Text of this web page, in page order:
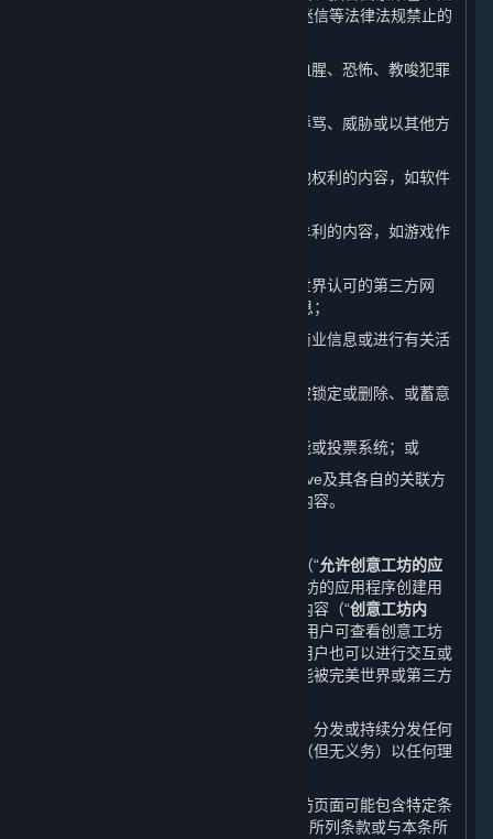
露国家秘密、煽动民族矛盾、宣扬宗教迷信等法律法规禁止的
（2） 散布、传播淫秽、色情、暴力、血腥、恐怖、教唆犯罪
（3） 对他人进行侮辱、诽谤、造谣、辱骂、威胁或以其他方
（4） 发布、讨论侵犯他人著作权或其他权利的内容，如软件
（5） 发布、讨论不正当利用游戏漏洞牟利的内容，如游戏作
（6） 发布、传播钓鱼网站、非经完美世界认可的第三方网
址、游戏交易平台、游戏充值平台等信息；
（7） 滥发广告内容、垃圾邮件或其他商业信息或进行有关活
（8） 发布灌水、与相关版块无关、已被锁定或删除、或蓄意
（9） 操纵或滥用平台的评价、举报功能或投票系统；或
（10）发布、传播其他对完美世界、Valve及其各自的关联方
或许可方不利的或影响其他用户权益的内容。
蒸汽平台上提供的一些游戏或应用程序（“允许创意工坊的应
”）允许您基于或使用允许创意工坊的应用程序创建用
户生成内容，并允许您将该等用户生成内容（“创意工坊内
”）提交至蒸汽平台的创意工坊页面。用户可查看创意工坊
内容，对于某些类别的创意工坊内容，用户也可以进行交互或
下载。某些情形下，创意工坊内容也可能被完美世界或第三方
您理解并同意，完美世界并无义务使用、分发或持续分发任何
创意工坊内容的副本，且完美世界有权（但无义务）以任何理
一些允许创意工坊的应用程序或创意工坊页面可能包含特定条
”），以补充本条所列条款或与本条所